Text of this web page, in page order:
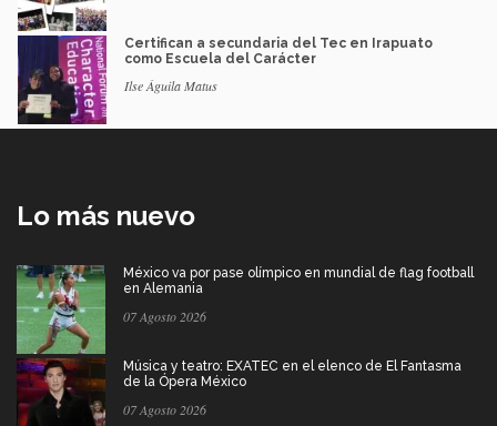
Certifican a secundaria del Tec en Irapuato
como Escuela del Carácter
Ilse Águila Matus
Lo más nuevo
México va por pase olímpico en mundial de flag football
en Alemania
07 Agosto 2026
Música y teatro: EXATEC en el elenco de El Fantasma
de la Ópera México
07 Agosto 2026